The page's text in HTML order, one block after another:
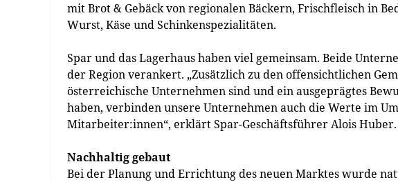
mit Brot & Gebäck von regionalen Bäckern, Frischfleisch in
Wurst, Käse und Schinkenspezialitäten.
Spar und das Lagerhaus haben viel gemeinsam. Beide
der Region verankert. „Zusätzlich zu den offensichtlichen
österreichische Unternehmen sind und ein ausgeprägtes
haben, verbinden unsere Unternehmen auch die Werte im
Mitarbeiter:innen“, erklärt Spar-Geschäftsführer Alois Huber.
Nachhaltig gebaut
Bei der Planung und Errichtung des neuen Marktes wurde